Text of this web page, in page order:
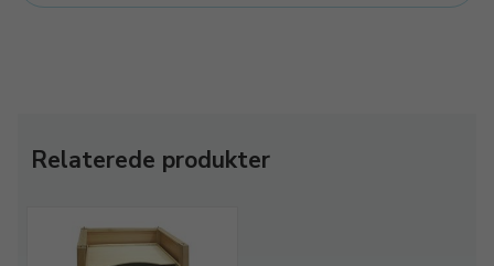
Relaterede produkter